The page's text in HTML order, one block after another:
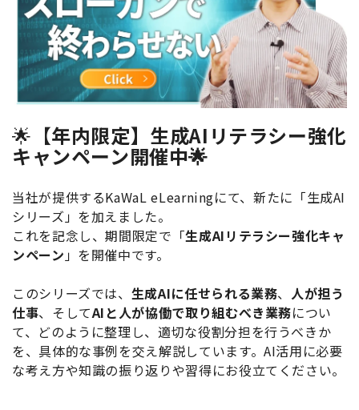
🌟【年内限定】生成AIリテラシー強化
キャンペーン開催中🌟
当社が提供するKaWaL eLearningにて、新たに「生成AI
シリーズ」を加えました。
これを記念し、期間限定で「生成AIリテラシー強化キャ
ンペーン」 を開催中です。
このシリーズでは、 生成AIに任せられる業務、人が担う
仕事、そしてAIと人が協働で取り組むべき業務につい
て、どのように整理し、適切な役割分担を行うべきか
を、具体的な事例を交え解説しています。AI活用に必要
な考え方や知識の振り返りや習得にお役立てください。